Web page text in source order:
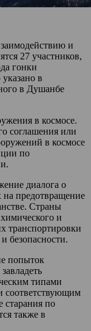
и
27 участников,
гонки
в
в Душанбе
в космосе.
соглашения или
в космосе
по
диалога о
на предотвращение
Страны
и
транспортировки
безопасности.
попыток
типами
соответствующим
старания по
также в